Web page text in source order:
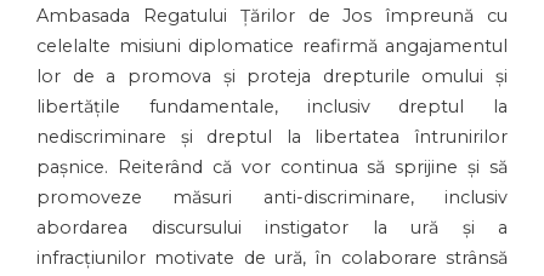
Ambasada Regatului Țărilor de Jos împreună cu
celelalte misiuni diplomatice reafirmă angajamentul
lor de a promova și proteja drepturile omului și
libertățile fundamentale, inclusiv dreptul la
nediscriminare și dreptul la libertatea întrunirilor
pașnice. Reiterând că vor continua să sprijine și să
promoveze măsuri anti-discriminare, inclusiv
abordarea discursului instigator la ură și a
infracțiunilor motivate de ură, în colaborare strânsă